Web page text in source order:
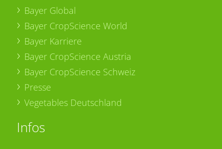
Bayer Global
Bayer CropScience World
Bayer Karriere
Bayer CropScience Austria
Bayer CropScience Schweiz
Presse
Vegetables Deutschland
Infos